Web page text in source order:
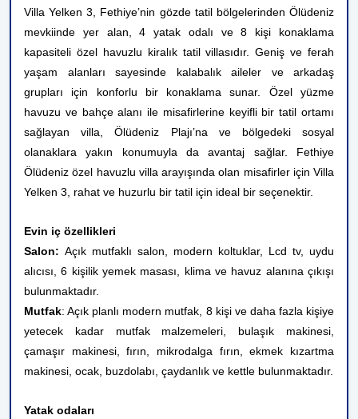
Villa Yelken 3, Fethiye’nin gözde tatil bölgelerinden Ölüdeniz
mevkiinde yer alan, 4 yatak odalı ve 8 kişi konaklama
kapasiteli özel havuzlu kiralık tatil villasıdır. Geniş ve ferah
yaşam alanları sayesinde kalabalık aileler ve arkadaş
grupları için konforlu bir konaklama sunar. Özel yüzme
havuzu ve bahçe alanı ile misafirlerine keyifli bir tatil ortamı
sağlayan villa, Ölüdeniz Plajı’na ve bölgedeki sosyal
olanaklara yakın konumuyla da avantaj sağlar. Fethiye
Ölüdeniz özel havuzlu villa arayışında olan misafirler için Villa
Yelken 3, rahat ve huzurlu bir tatil için ideal bir seçenektir.
Evin iç özellikleri
Salon: Açık mutfaklı salon, modern koltuklar, Lcd tv, uydu
alıcısı, 6 kişilik yemek masası, klima ve havuz alanına çıkışı
bulunmaktadır.
Mutfak: Açık planlı modern mutfak, 8 kişi ve daha fazla kişiye
yetecek kadar mutfak malzemeleri, bulaşık makinesi,
çamaşır makinesi, fırın, mikrodalga fırın, ekmek kızartma
makinesi, ocak, buzdolabı, çaydanlık ve kettle bulunmaktadır.
Yatak odaları